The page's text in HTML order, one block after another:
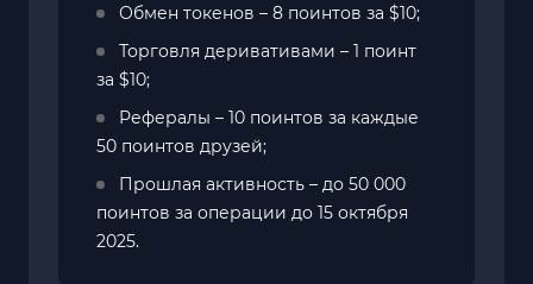
Обмен токенов – 8 поинтов за $10;
Торговля деривативами – 1 поинт
за $10;
Рефералы – 10 поинтов за каждые
50 поинтов друзей;
Прошлая активность – до 50 000
поинтов за операции до 15 октября
2025.